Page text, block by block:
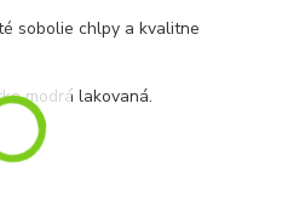
sobolie chlpy a kvalitne
modrá lakovaná.